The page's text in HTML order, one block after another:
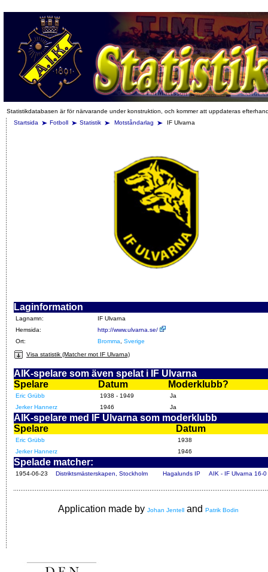
Statistikdatabasen är för närvarande under konstruktion, och kommer att uppdateras
Startsida
Fotboll Statistik Motståndarlag IF Ulvarna
Laginformation
Lagnamn:
IF Ulvarna
Hemsida:
http://www.ulvarna.se/
Ort:
Bromma, Sverige
Visa statistik (Matcher mot IF Ulvarna)
AIK-spelare som även spelat i IF Ulvarna
Spelare
Datum Moderklubb?
Eric Grübb 1938 - 1949
Ja
Jerker Hannerz
1946 Ja
AIK-spelare med IF Ulvarna som moderklubb
Spelare
Datum
Eric Grübb
1938
Jerker Hannerz
1946
Spelade matcher:
1954-06-23 Distriktsmästerskapen, Stockholm Hagalunds IP AIK - IF Ulvarna 16-0
Application made by Johan Jentell and Patrik Bodin